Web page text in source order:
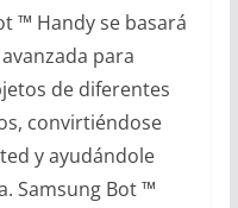
™ Handy se basará
para
de diferentes
convirtiéndose
y ayudándole
Samsung Bot ™